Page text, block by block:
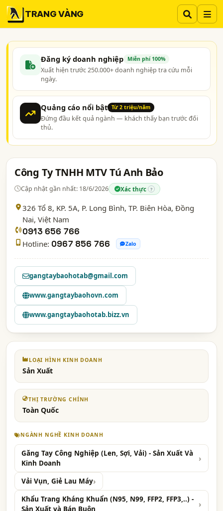
TRANG VÀNG
Đăng ký doanh nghiệp Miễn phí 100%
Xuất hiện trước 250.000+ doanh nghiệp tra cứu mỗi
ngày.
Quảng cáo nổi bật Từ 2 triệu/năm
Đứng đầu kết quả ngành — khách thấy bạn trước đối
thủ.
Công Ty TNHH MTV Tú Anh Bảo
Cập nhật gần nhất: 18/6/2026 Xác thực ?
326 Tổ 8, KP. 5A, P. Long Bình, TP. Biên Hòa, Đồng
Nai, Việt Nam
0913 656 766
Hotline: 0967 856 766 Zalo
gangtaybaohotab@gmail.com
www.gangtaybaohovn.com
www.gangtaybaohotab.bizz.vn
LOẠI HÌNH KINH DOANH
Sản Xuất
THỊ TRƯỜNG CHÍNH
Toàn Quốc
NGÀNH NGHỀ KINH DOANH
Găng Tay Công Nghiệp (Len, Sợi, Vải) - Sản Xuất Và
Kinh Doanh
Vải Vụn, Giẻ Lau Máy
Khẩu Trang Kháng Khuẩn (N95, N99, FFP2, FFP3,..) -
Sản Xuất và Bán Buôn